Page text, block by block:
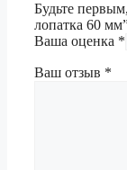
Будьте
лопатка 60
Ваша оценка *
Ваш отзыв *